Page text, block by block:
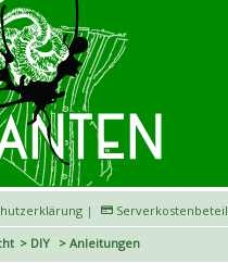
|
DIY Anleitungen